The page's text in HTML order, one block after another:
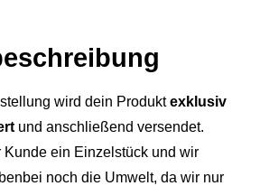
wird dein Produktexklusiv
und anschließend versendet.
Kunde ein Einzelstück und wir
noch die Umwelt, da wir nur